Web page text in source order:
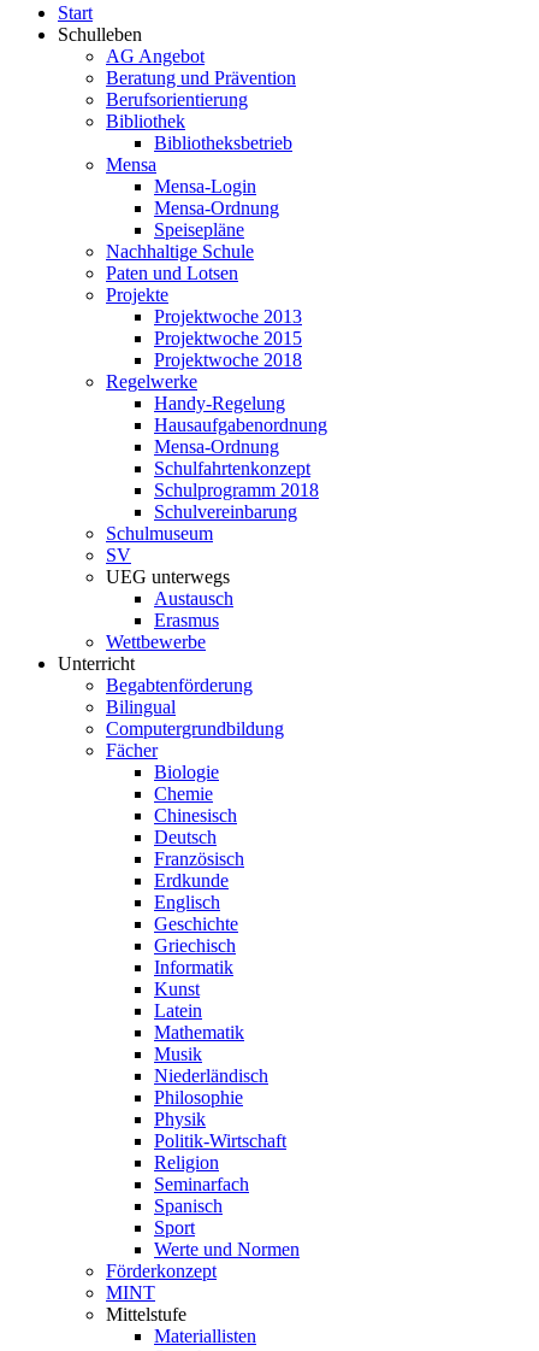
Start
Schulleben
AG Angebot
Beratung und Prävention
Berufsorientierung
Bibliothek
Bibliotheksbetrieb
Mensa
Mensa-Login
Mensa-Ordnung
Speisepläne
Nachhaltige Schule
Paten und Lotsen
Projekte
Projektwoche 2013
Projektwoche 2015
Projektwoche 2018
Regelwerke
Handy-Regelung
Hausaufgabenordnung
Mensa-Ordnung
Schulfahrtenkonzept
Schulprogramm 2018
Schulvereinbarung
Schulmuseum
SV
UEG unterwegs
Austausch
Erasmus
Wettbewerbe
Unterricht
Begabtenförderung
Bilingual
Computergrundbildung
Fächer
Biologie
Chemie
Chinesisch
Deutsch
Französisch
Erdkunde
Englisch
Geschichte
Griechisch
Informatik
Kunst
Latein
Mathematik
Musik
Niederländisch
Philosophie
Physik
Politik-Wirtschaft
Religion
Seminarfach
Spanisch
Sport
Werte und Normen
Förderkonzept
MINT
Mittelstufe
Materiallisten